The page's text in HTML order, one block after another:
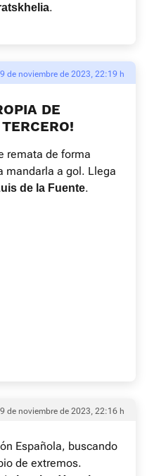
.
de noviembre de 2023, 22:19 h
DE
remata de forma
mandarla a gol. Llega
de la Fuente.
de noviembre de 2023, 22:16 h
Española, buscando
de extremos.